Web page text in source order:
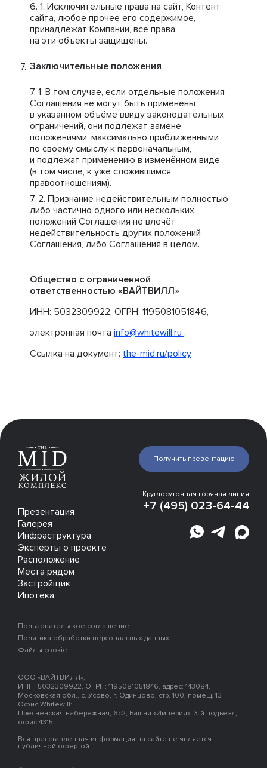
Исключительные права на сайт, Контент
сайта, любое прочее его содержимое,
принадлежат Компании, все права
на эти объекты защищены.
Заключительные положения
В том случае, если отдельные положения
Соглашения не могут быть применены
в указанном объёме ввиду законодательных
ограничений, они подлежат замене
положениями, максимально приближёнными
по своему смыслу к первоначальным,
и подлежат применению в изменённом виде
(в том числе, к уже сложившимся
правоотношениям).
Признание недействительным полностью
либо частично одного или нескольких
положений Соглашения не влечёт
недействительность других положений
Соглашения, либо Соглашения в целом.
Общество с ограниченной
ответственностью «ВАЙТВИЛЛ»
ИНН: 5032309922, ОГРН: 1195081051846,
электронная почта info@whitewill.ru .
Ссылка на документ: the-mid.ru/policy
Презентация
Галерея
Инфраструктура
Эксперты о проекте
Расположение
Места рядом
Застройщик
Ипотека
Круглосуточная горячая линия
+7 (495) 023-64-44
Получить презентацию
Пользовательское соглашение
Политика обработки персональных данных
Файлы cookie
ООО «ВАЙТВИЛЛ»,
ИНН: 5032309922, ОГРН: 1195081051846, адрес: 143084,
Московская обл., с. Усово, г. Одинцово, стр. 100, помещ. 13
Офис Whitewill:
Пресненская набережная, 6с2, Башня «Империя», 3-й подъезд,
офис 4315
Вся представленная информация на сайте не является
публичной офертой